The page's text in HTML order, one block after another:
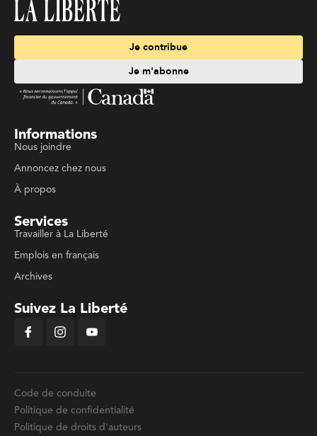
Je contribue
Je m'abonne
Informations
Nous joindre
Annoncez chez nous
À propos
Services
Travailler à La Liberté
Emplois en français
Archives
Suivez La Liberté
Code de conduite
Politique de confidentialité
Politique de droits d'auteurs